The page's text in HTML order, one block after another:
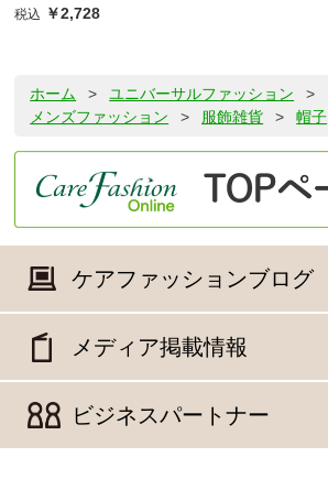
税込 ￥2,728
ホーム > ユニバーサルファッション
>
メンズファッション
> 服飾雑貨 > 帽子
ケアファッションブログ
メディア掲載情報
ビジネスパートナー